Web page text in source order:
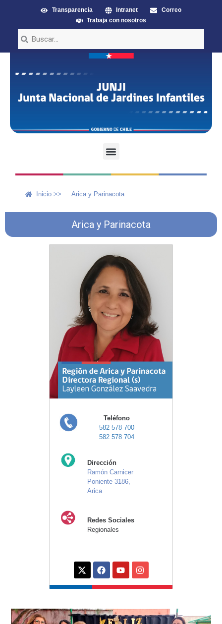
Transparencia Intranet
Correo
Trabaja con nosotros
Inicio >> Arica y Parinacota
Arica y Parinacota
Teléfono
582 578 700
582 578 704
Dirección
Ramón Carnicer
Poniente 3186,
Arica
Redes Sociales
Regionales